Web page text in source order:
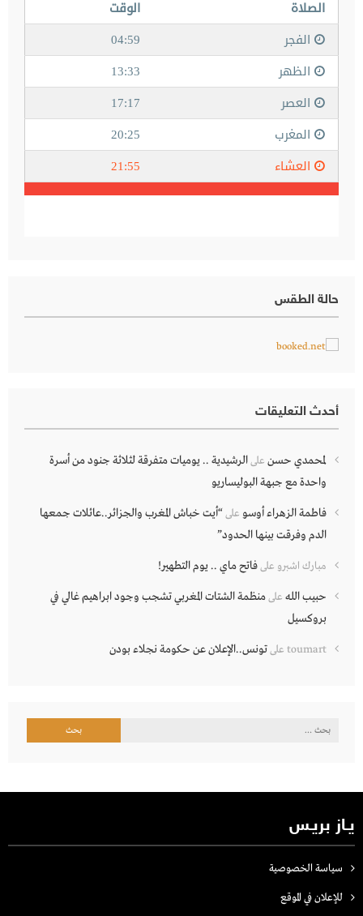
حالة الطقس
أحدث التعليقات
لمحمدي حسن علىالرشيدية .. يوميات متفرقة لثلاثة جنود من أسرة
واحدة مع جبهة البوليساريو
فاطمة الزهراء أوسو على“أيت خباش المغرب والجزائر..عائلات جمعها
الدم وفرقت بينها الحدود”
مبارك اشبرو علىفاتح ماي .. يوم التطهير!
حبيب الله علىمنظمة الشتات المغربي تشجب وجود ابراهيم غالي في
بروكسيل
toumart علىتونس..الإعلان عن حكومة نجلاء بودن
البحث
يـاز بريـس
سياسة الخصوصية
للإعلان في الموقع